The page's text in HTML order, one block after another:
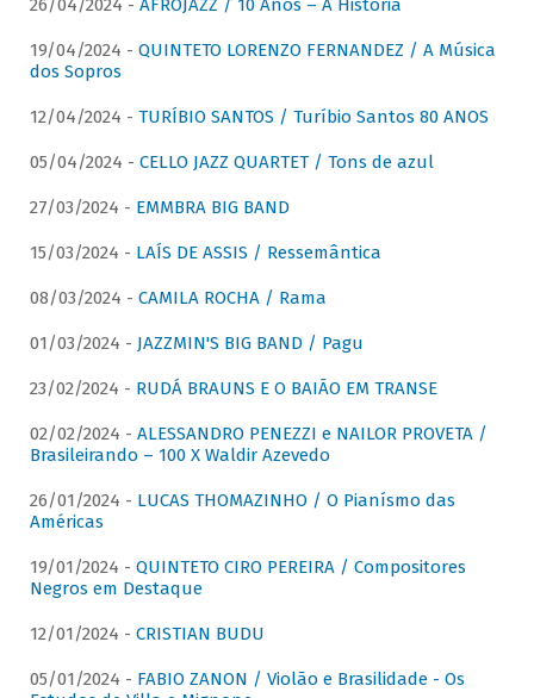
26/04/2024 - AFROJAZZ / 10 Anos – A História
19/04/2024 - QUINTETO LORENZO FERNANDEZ / A Música
dos Sopros
12/04/2024 - TURÍBIO SANTOS / Turíbio Santos 80 ANOS
05/04/2024 - CELLO JAZZ QUARTET / Tons de azul
27/03/2024 - EMMBRA BIG BAND
15/03/2024 - LAÍS DE ASSIS / Ressemântica
08/03/2024 - CAMILA ROCHA / Rama
01/03/2024 - JAZZMIN'S BIG BAND / Pagu
23/02/2024 - RUDÁ BRAUNS E O BAIÃO EM TRANSE
02/02/2024 - ALESSANDRO PENEZZI e NAILOR PROVETA /
Brasileirando – 100 X Waldir Azevedo
26/01/2024 - LUCAS THOMAZINHO / O Pianísmo das
Américas
19/01/2024 - QUINTETO CIRO PEREIRA / Compositores
Negros em Destaque
12/01/2024 - CRISTIAN BUDU
05/01/2024 - FABIO ZANON / Violão e Brasilidade - Os